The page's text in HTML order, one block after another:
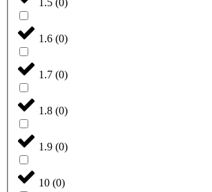
1.5 (0)
1.6 (0)
1.7 (0)
1.8 (0)
1.9 (0)
10 (0)